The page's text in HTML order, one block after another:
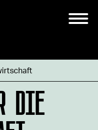
DIE